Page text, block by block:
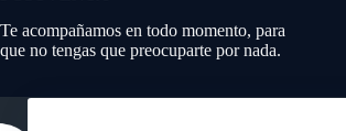
Te acompañamos en todo momento, para
que no tengas que preocuparte por nada.